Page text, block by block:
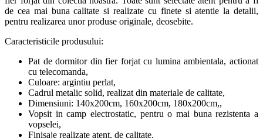
de cea mai buna calitate si realizate cu finete si atentie la detalii,
pentru realizarea unor produse originale, deosebite.
Caracteristicile produsului:
Pat de dormitor din fier forjat cu lumina ambientala, actionat
cu telecomanda,
Culoare: argintiu perlat,
Cadrul metalic solid, realizat din materiale de calitate,
Dimensiuni: 140x200cm, 160x200cm, 180x200cm,,
Vopsit in camp electrostatic, pentru o mai buna rezistenta a
vopselei,
Finisaje realizate atent, de calitate,